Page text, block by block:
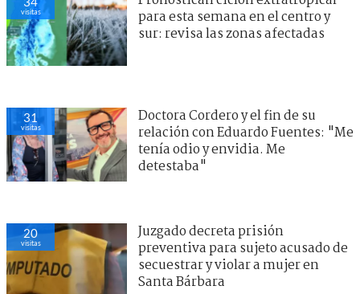
visitas
para esta semana en el centro y
sur: revisa las zonas afectadas
31
visitas
Doctora Cordero y el fin de su
relación con Eduardo Fuentes: "Me
tenía odio y envidia. Me
detestaba"
20
visitas
Juzgado decreta prisión
preventiva para sujeto acusado de
secuestrar y violar a mujer en
Santa Bárbara